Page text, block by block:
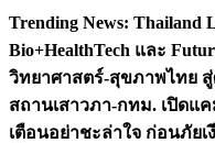
Skip
content
Trending News: Thailand
Bio+HealthTech และ
วิทยาศาสตร์-สุขภาพไทย
สถานเสาวภา-กทม. เปิดแ
เตือนอย่าชะล่าใจ ก่อนภัยเ